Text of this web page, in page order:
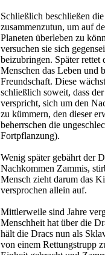
Schließlich beschließen
zusammenzutun, um auf
Planeten überleben zu
versuchen sie sich
beizubringen. Später rettet
Menschen das Leben und
Freundschaft. Diese
schließlich soweit, dass
verspricht, sich um den
zu kümmern, den dieser
beherrschen die
Fortpflanzung).
Wenig später gebährt der
Nachkommen Zammis,
Mensch zieht darum das
versprochen allein auf.
Mittlerweile sind Jahre
Menschheit hat über die
hält die Dracs nun als
von einem Rettungstrupp